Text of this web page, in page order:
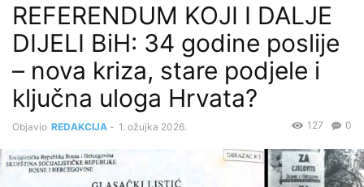
REFERENDUM KOJI I DALJE
DIJELI BiH: 34 godine poslije
– nova kriza, stare podjele i
ključna uloga Hrvata?
Objavio REDAKCIJA - 1. ožujka 2026. 0
127